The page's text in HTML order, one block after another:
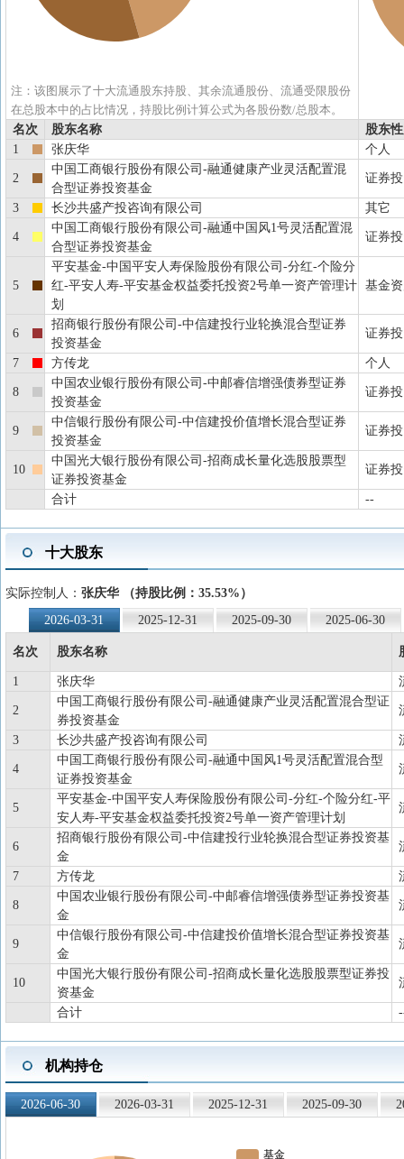
注：该图展示了十大流通股东持股、其余流通股份、流通受限股份
在总股本中的占比情况，持股比例计算公式为各股份数/总股本。
名次
股东名称
股东
1
张庆华 个人
2
中国工商银行股份有限公司-融通健康产业灵活配置混
合型证券投资基金
证券
3 长沙共盛产投咨询有限公司 其它
4
中国工商银行股份有限公司-融通中国风1号灵活配置混
合型证券投资基金
证券
5
平安基金-中国平安人寿保险股份有限公司-分红-个险分
红-平安人寿-平安基金权益委托投资2号单一资产管理计
划
基金
6
招商银行股份有限公司-中信建投行业轮换混合型证券
投资基金
证券
7 方传龙 个人
8
中国农业银行股份有限公司-中邮睿信增强债券型证券
投资基金
证券
9
中信银行股份有限公司-中信建投价值增长混合型证券
投资基金
证券
10
中国光大银行股份有限公司-招商成长量化选股股票型
证券投资基金
证券
合计 --
十大股东
实际控制人： 张庆华 （持股比例：35.53%）
2026-03-31
2025-12-31 2025-09-30 2025-06-30
名次 股东名称
1 张庆华
2
中国工商银行股份有限公司-融通健康产业灵活配置混合型证
券投资基金
3 长沙共盛产投咨询有限公司
4
中国工商银行股份有限公司-融通中国风1号灵活配置混合型
证券投资基金
5
平安基金-中国平安人寿保险股份有限公司-分红-个险分红-平
安人寿-平安基金权益委托投资2号单一资产管理计划
6
招商银行股份有限公司-中信建投行业轮换混合型证券投资基
金
7 方传龙
8
中国农业银行股份有限公司-中邮睿信增强债券型证券投资基
金
9
中信银行股份有限公司-中信建投价值增长混合型证券投资基
金
10
中国光大银行股份有限公司-招商成长量化选股股票型证券投
资基金
合计
机构持仓
2026-06-30 2026-03-31 2025-12-31 2025-09-30